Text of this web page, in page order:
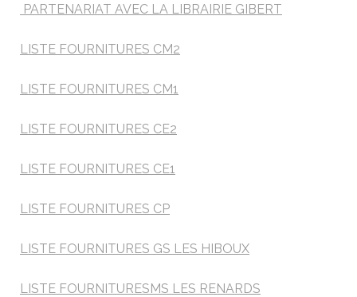
PARTENARIAT AVEC LA LIBRAIRIE GIBERT
LISTE FOURNITURES CM2
LISTE FOURNITURES CM1
LISTE FOURNITURES CE2
LISTE FOURNITURES CE1
LISTE FOURNITURES CP
LISTE FOURNITURES GS LES HIBOUX
LISTE FOURNITURESMS LES RENARDS